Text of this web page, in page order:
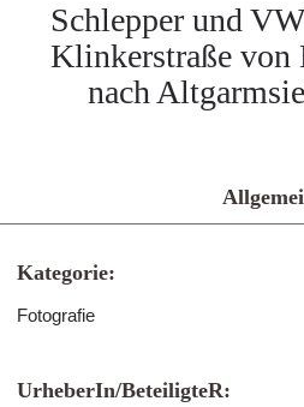
Schlepper und
Klinkerstraße von
nach
Kategorie:
Fotografie
UrheberIn/BeteiligteR: